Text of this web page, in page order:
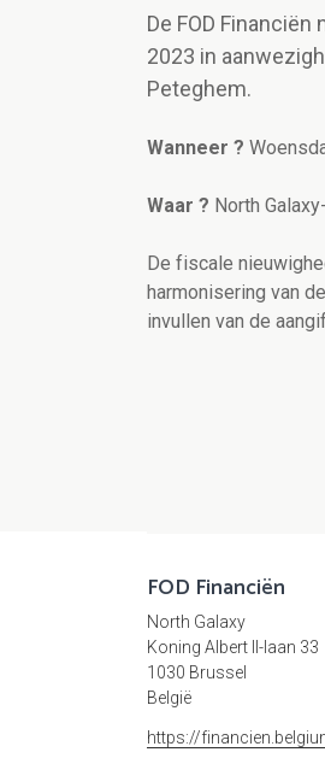
De FOD
2023 in
Peteghem.
Wanneer ?
Waar ? North
De fiscale
harmonisering van
invullen van de
FOD Financiën
North Galaxy
Koning Albert II-laan 33
1030 Brussel
België
https://